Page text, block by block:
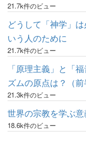
21.7k件のビュー
どうして「神学」
いう人のために
21.7k件のビュー
「原理主義」と「
ズムの原点は？（前
21.3k件のビュー
世界の宗教を学ぶ
18.6k件のビュー